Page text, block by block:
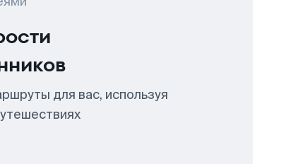
для вас, используя